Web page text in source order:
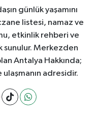
günlük yaşamını
listesi, namaz ve
etkinlik rehberi ve
sunulur. Merkezden
Antalya Hakkında;
adresidir.